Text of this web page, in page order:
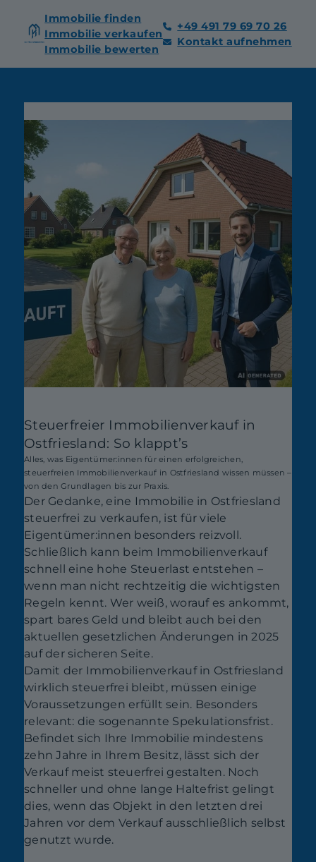
Immobilie finden
Immobilie verkaufen
Immobilie bewerten
+49 491 79 69 70 26
Kontakt aufnehmen
Steuerfreier Immobilienverkauf in
Ostfriesland: So klappt’s
Alles, was Eigentümer:innen für einen erfolgreichen,
steuerfreien Immobilienverkauf in Ostfriesland wissen müssen –
von den Grundlagen bis zur Praxis.
Der Gedanke, eine Immobilie in Ostfriesland
steuerfrei zu verkaufen, ist für viele
Eigentümer:innen besonders reizvoll.
Schließlich kann beim Immobilienverkauf
schnell eine hohe Steuerlast entstehen –
wenn man nicht rechtzeitig die wichtigsten
Regeln kennt. Wer weiß, worauf es ankommt,
spart bares Geld und bleibt auch bei den
aktuellen gesetzlichen Änderungen in 2025
auf der sicheren Seite.
Damit der Immobilienverkauf in Ostfriesland
wirklich steuerfrei bleibt, müssen einige
Voraussetzungen erfüllt sein. Besonders
relevant: die sogenannte Spekulationsfrist.
Befindet sich Ihre Immobilie mindestens
zehn Jahre in Ihrem Besitz, lässt sich der
Verkauf meist steuerfrei gestalten. Noch
schneller und ohne lange Haltefrist gelingt
dies, wenn das Objekt in den letzten drei
Jahren vor dem Verkauf ausschließlich selbst
genutzt wurde.